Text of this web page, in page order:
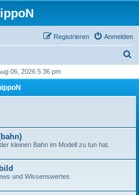
Anmelden
Registrieren
h
06, 2026 5:36 pm
kleinen Bahn im Modell zu tun hat.
und Wissenswertes